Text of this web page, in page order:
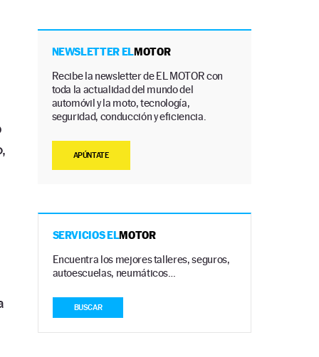
NEWSLETTER ELMOTOR
Recibe la newsletter de EL MOTOR con
toda la actualidad del mundo del
automóvil y la moto, tecnología,
seguridad, conducción y eficiencia.
APÚNTATE
SERVICIOS ELMOTOR
Encuentra los mejores talleres, seguros,
autoescuelas, neumáticos…
BUSCAR